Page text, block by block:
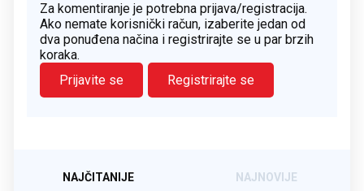
Za komentiranje je potrebna prijava/registracija.
Ako nemate korisnički račun, izaberite jedan od
dva ponuđena načina i registrirajte se u par brzih
koraka.
Prijavite se
Registrirajte se
NAJČITANIJE NAJNOVIJE